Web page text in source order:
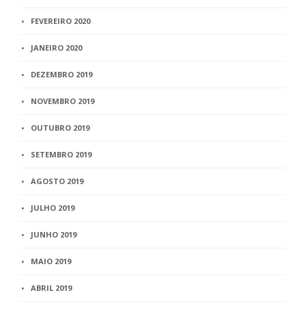
FEVEREIRO 2020
JANEIRO 2020
DEZEMBRO 2019
NOVEMBRO 2019
OUTUBRO 2019
SETEMBRO 2019
AGOSTO 2019
JULHO 2019
JUNHO 2019
MAIO 2019
ABRIL 2019